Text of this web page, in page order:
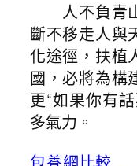
人不負青山
斷不移走人與
化途徑，扶植
國，必將為構
更“如果你有
多氣力。